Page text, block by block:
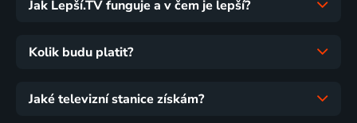
Jak Lepší.TV funguje a v čem je lepší?
Kolik budu platit?
Jaké televizní stanice získám?